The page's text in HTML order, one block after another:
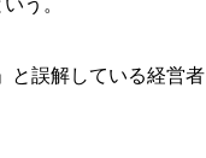
う。
と誤解している経営者